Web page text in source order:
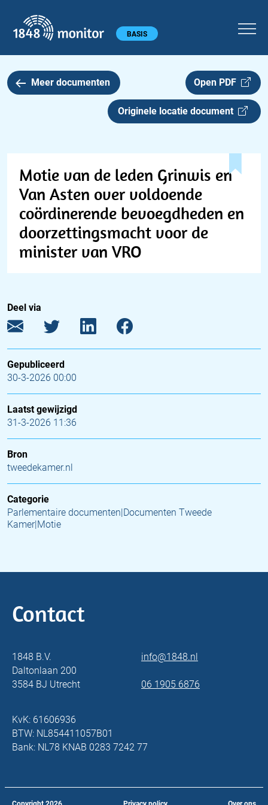
Hoofdmenu BASIS
Meer documenten Open PDF
Originele locatie document
Motie van de leden Grinwis en
Van Asten over voldoende
coördinerende bevoegdheden en
doorzettingsmacht voor de
minister van VRO
Deel via
Gepubliceerd
30-3-2026 00:00
Laatst gewijzigd
31-3-2026 11:36
Bron
tweedekamer.nl
Categorie
Parlementaire documenten|Documenten Tweede
Kamer|Motie
Contact
1848 B.V.
Daltonlaan 200
3584 BJ Utrecht
info@1848.nl
06 1905 6876
KvK: 61606936
BTW: NL854411057B01
Bank: NL78 KNAB 0283 7242 77